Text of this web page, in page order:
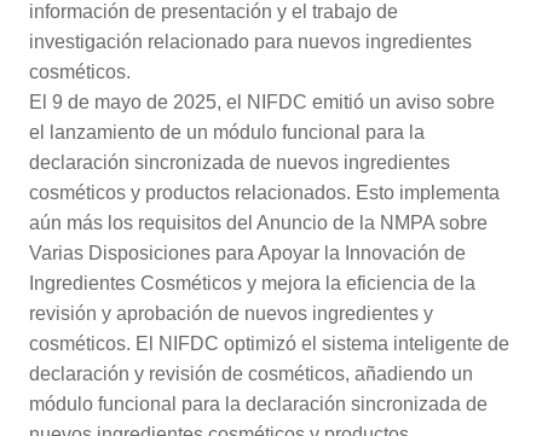
información de presentación y el trabajo de
investigación relacionado para nuevos ingredientes
cosméticos.
El 9 de mayo de 2025, el NIFDC emitió un aviso sobre
el lanzamiento de un módulo funcional para la
declaración sincronizada de nuevos ingredientes
cosméticos y productos relacionados. Esto implementa
aún más los requisitos del Anuncio de la NMPA sobre
Varias Disposiciones para Apoyar la Innovación de
Ingredientes Cosméticos y mejora la eficiencia de la
revisión y aprobación de nuevos ingredientes y
cosméticos. El NIFDC optimizó el sistema inteligente de
declaración y revisión de cosméticos, añadiendo un
módulo funcional para la declaración sincronizada de